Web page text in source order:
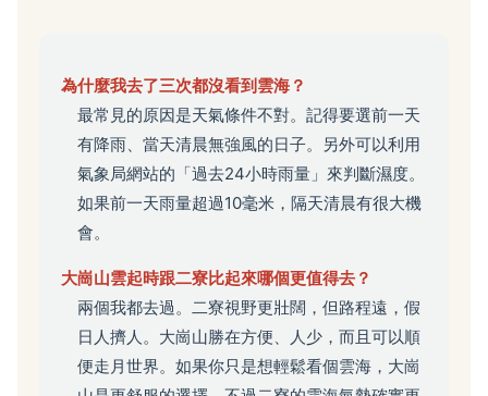
為什麼我去了三次都沒看到雲海？
最常見的原因是天氣條件不對。記得要選前一天
有降雨、當天清晨無強風的日子。另外可以利用
氣象局網站的「過去24小時雨量」來判斷濕度。
如果前一天雨量超過10毫米，隔天清晨有很大機
會。
大崗山雲起時跟二寮比起來哪個更值得去？
兩個我都去過。二寮視野更壯闊，但路程遠，假
日人擠人。大崗山勝在方便、人少，而且可以順
便走月世界。如果你只是想輕鬆看個雲海，大崗